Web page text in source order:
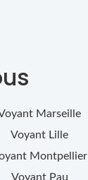
Marseille
Voyant Lille
Montpellier
Voyant Pau